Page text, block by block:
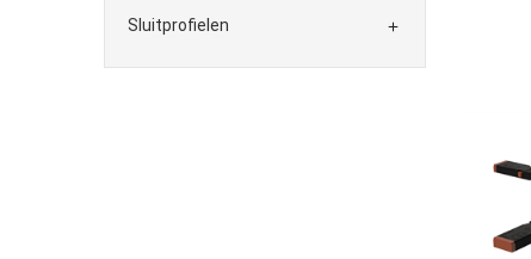
Sluitprofielen 